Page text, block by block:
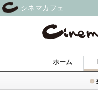
ホーム
シネマカフェ